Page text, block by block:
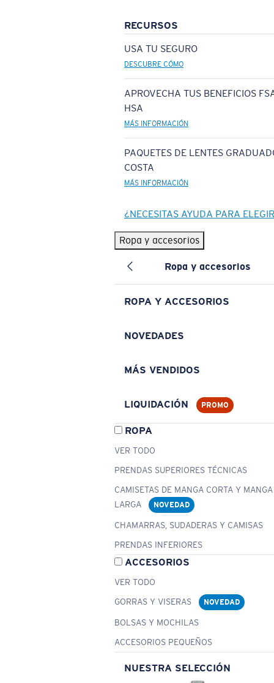
RECURSOS
USA TU SEGURO
DESCUBRE CÓMO
APROVECHA TUS BENEFICIOS
HSA
MÁS INFORMACIÓN
PAQUETES DE LENTES
COSTA
MÁS INFORMACIÓN
¿NECESITAS AYUDA PARA
Ropa y accesorios
Ropa y accesorios
ROPA Y ACCESORIOS
NOVEDADES
MÁS VENDIDOS
LIQUIDACIÓN PROMO
ROPA
VER TODO
PRENDAS SUPERIORES TÉCNICAS
CAMISETAS DE MANGA CORTA Y MANGA
LARGA
NOVEDAD
CHAMARRAS, SUDADERAS Y CAMISAS
PRENDAS INFERIORES
ACCESORIOS
VER TODO
GORRAS Y VISERAS
NOVEDAD
BOLSAS Y MOCHILAS
ACCESORIOS PEQUEÑOS
NUESTRA SELECCIÓN